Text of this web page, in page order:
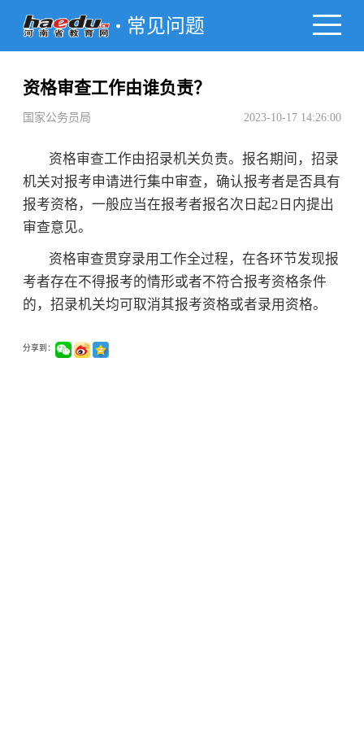
常见问题
资格审查工作由谁负责？
国家公务员局 2023-10-17 14:26:00
资格审查工作由招录机关负责。报名期间，招录
机关对报考申请进行集中审查，确认报考者是否具有
报考资格，一般应当在报考者报名次日起2日内提出
审查意见。
资格审查贯穿录用工作全过程，在各环节发现报
考者存在不得报考的情形或者不符合报考资格条件
的，招录机关均可取消其报考资格或者录用资格。
分享到：